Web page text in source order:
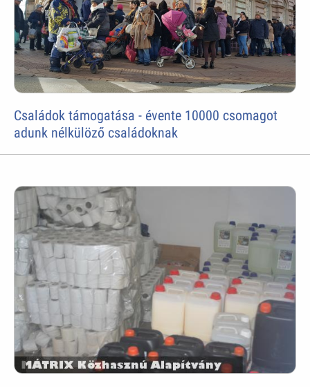
Családok támogatása - évente 10000 csomagot
adunk nélkülöző családoknak